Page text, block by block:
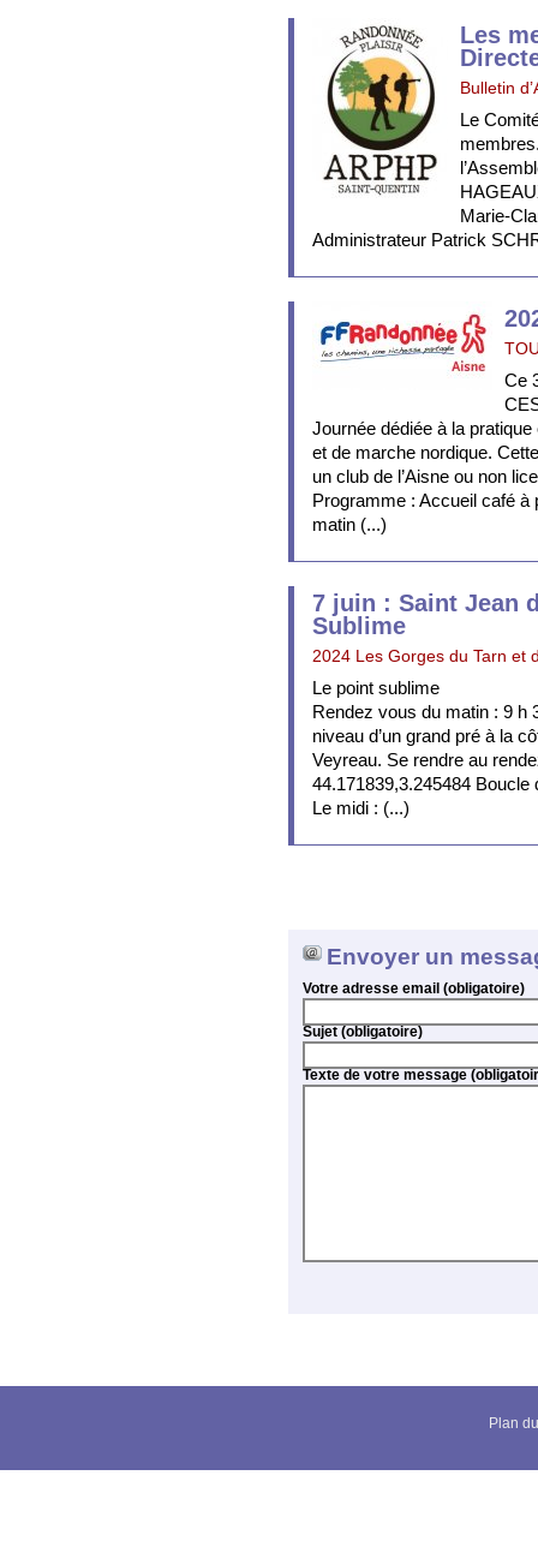
Les
Bulletin
Le
Marie-
Administrateur Patrick
Ce
Journée dédiée à la
et de marche nordique.
un club de l’Aisne ou non
Programme : Accueil café à
matin (...)
7 juin : Saint Jean
Sublime
2024 Les Gorges du Tarn et
Le point sublime
Rendez vous du matin : 9 h
niveau d’un grand pré à la
Veyreau. Se rendre au
44.171839,3.245484
Le midi : (...)
Envoyer un
Votre adresse email (obligatoire)
Sujet (obligatoire)
Texte de votre message
Plan